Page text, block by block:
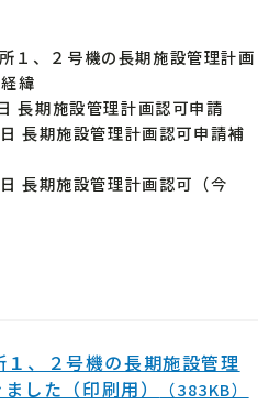
１、２号機の長期施設管理計画
緯
長期施設管理計画認可申請
長期施設管理計画認可申請補
長期施設管理計画認可（今
、２号機の長期施設管理
した（印刷用）
（383KB）